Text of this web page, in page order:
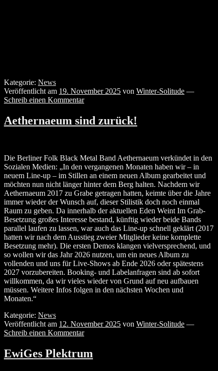
Kategorie: News
Veröffentlicht am 19. November 2025 von Winter-Solitude —
Schreib einen Kommentar
Aethernaeum sind zurück!
Die Berliner Folk Black Metal Band Aethernaeum verkündet in den
Sozialen Medien: „In den vergangenen Monaten haben wir – in
neuem Line-up – im Stillen an einem neuen Album gearbeitet und
möchten nun nicht länger hinter dem Berg halten. Nachdem wir
Aethernaeum 2017 zu Grabe getragen hatten, keimte über die Jahre
immer wieder der Wunsch auf, dieser Stilistik doch noch einmal
Raum zu geben. Da innerhalb der aktuellen Eden Weint Im Grab-
Besetzung großes Interesse bestand, künftig wieder beide Bands
parallel laufen zu lassen, war auch das Line-up schnell geklärt (2017
hatten wir nach dem Ausstieg zweier Mitglieder keine komplette
Besetzung mehr). Die ersten Demos klangen vielversprechend, und
so wollen wir das Jahr 2026 nutzen, um ein neues Album zu
vollenden und uns für Live-Shows ab Ende 2026 oder spätestens
2027 vorzubereiten. Booking- und Labelanfragen sind ab sofort
willkommen, da wir vieles wieder von Grund auf neu aufbauen
müssen. Weitere Infos folgen in den nächsten Wochen und
Monaten.“
Kategorie: News
Veröffentlicht am 12. November 2025 von Winter-Solitude —
Schreib einen Kommentar
EwiGes Plektrum